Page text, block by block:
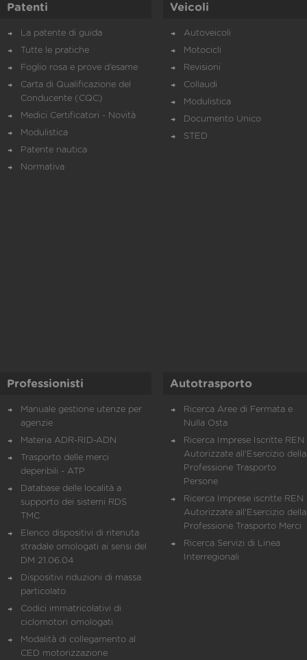
Patenti
La patente di guida
Tutte le pratiche
Foglio rosa e prove d’esame
Carta di Qualificazione del
Conducente (CQC)
Medici Certificatori - Novità
Modulistica
Patente nautica
Normativa
Veicoli
Autoveicoli
Motocicli
Revisioni
Collaudi
Modulistica
Documento Unico
STED
Professionisti
Manuale gestione utenze per
agenzie
Materia ADR-RID-ADN
Trasporto delle merci
deperibili - ATP
Database delle località a
supporto dei sistemi RDS
TMC
Elenco dispositivi di ritenuta
stradale omologati ai sensi del
DM 21.06.04
Dispositivi riduzioni di massa
particolato
Codici immatricolativi di
ciclomotori omologati
Modalità di collegamento al
CED motorizzazione
Autotrasporto
Ricerca Aree di Fermata e
Nulla Osta
Ricerca Imprese Iscritte REN
Autorizzate all'Esercizio della
Professione Trasporto
Persone
Ricerca Imprese iscritte REN
Autorizzate all'Esercizio della
Professione Trasporto Merci
Ricerca Servizi di Linea
Interregionali